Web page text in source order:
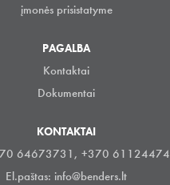
įmonės prisistatyme
PAGALBA
Kontaktai
Dokumentai
KONTAKTAI
64673731, +370 61124474
El.paštas: info@benders.lt